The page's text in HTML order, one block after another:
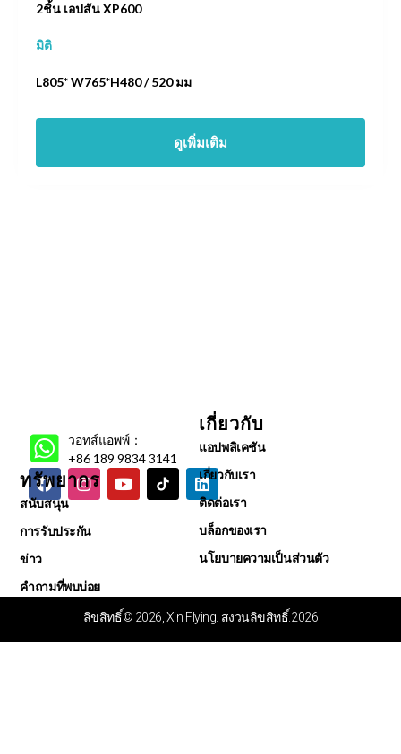
2ชิ้น เอปสัน XP600
มิติ
L805* W765*H480 / 520 มม
ดูเพิ่มเติม
วอทส์แอพพ์：
+86 189 9834 3141
ทรัพยากร
สนับสนุน
การรับประกัน
ข่าว
คำถามที่พบบ่อย
เกี่ยวกับ
แอปพลิเคชัน
เกี่ยวกับเรา
ติดต่อเรา
บล็อกของเรา
นโยบายความเป็นส่วนตัว
ลิขสิทธิ์© 2026, Xin Flying. สงวนลิขสิทธิ์.2026